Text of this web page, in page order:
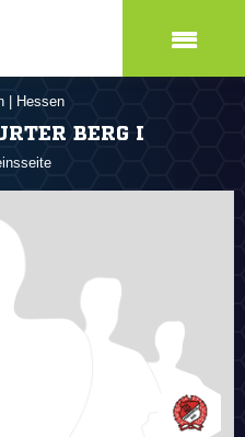
Hessen
BERG I